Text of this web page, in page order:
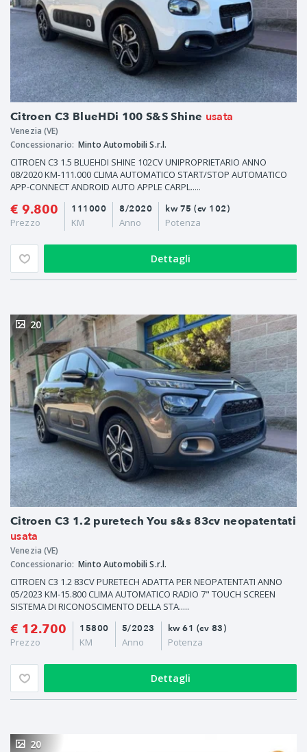
Citroen C3 BlueHDi 100 S&S Shine usata
Venezia (VE)
Concessionario: Minto Automobili S.r.l.
CITROEN C3 1.5 BLUEHDI SHINE 102CV UNIPROPRIETARIO ANNO
08/2020 KM-111.000 CLIMA AUTOMATICO START/STOP AUTOMATICO
APP-CONNECT ANDROID AUTO APPLE CARPL.....
€ 9.800
Prezzo
8/2020
Anno
111000
KM
kw 75 (cv 102)
Potenza
Dettagli
Citroen C3 1.2 puretech You s&s 83cv neopatentati
usata
20
Venezia (VE)
Concessionario: Minto Automobili S.r.l.
CITROEN C3 1.2 83CV PURETECH ADATTA PER NEOPATENTATI ANNO
05/2023 KM-15.800 CLIMA AUTOMATICO RADIO 7" TOUCH SCREEN
SISTEMA DI RICONOSCIMENTO DELLA STA.....
€ 12.700
Prezzo
5/2023
Anno
15800
KM
kw 61 (cv 83)
Potenza
Dettagli
20